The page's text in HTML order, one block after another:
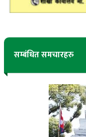
सम्बंधित समचारहरु